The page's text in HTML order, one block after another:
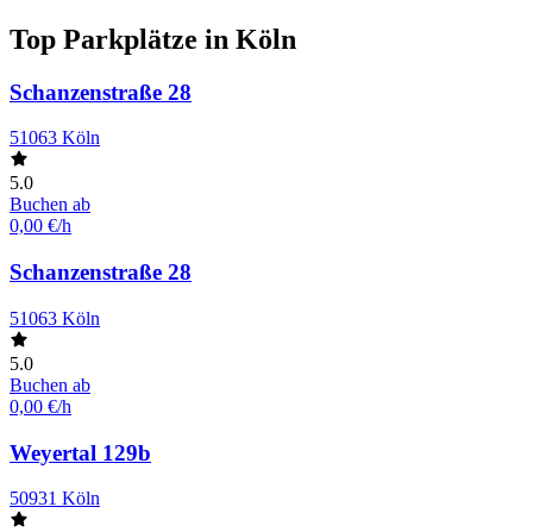
Top Parkplätze in Köln
Schanzenstraße 28
51063 Köln
5.0
Buchen ab
0,00 €/h
Schanzenstraße 28
51063 Köln
5.0
Buchen ab
0,00 €/h
Weyertal 129b
50931 Köln